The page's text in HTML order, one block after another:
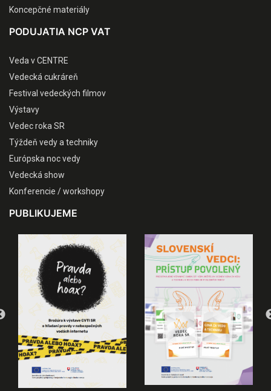
Koncepčné materiály
PODUJATIA NCP VAT
Veda v CENTRE
Vedecká cukráreň
Festival vedeckých filmov
Výstavy
Vedec roka SR
Týždeň vedy a techniky
Európska noc vedy
Vedecká show
Konferencie / workshopy
PUBLIKUJEME